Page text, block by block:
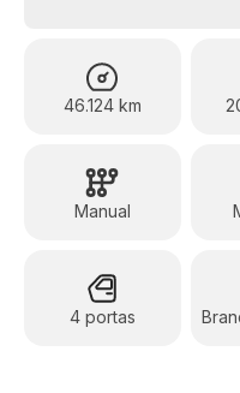
46.124 km
Manual
4 portas